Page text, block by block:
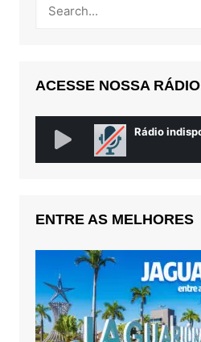
ACESSE NOSSA RÁDIO
ENTRE AS MELHORES